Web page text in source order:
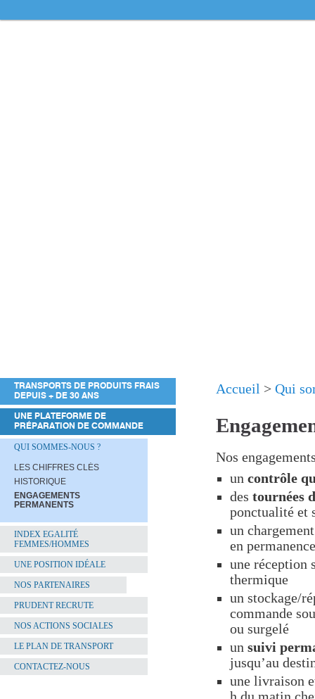
Accueil >Qui
Nos
uncontrôle
destournées
ponctualité et
un
en
une réception
thermique
un stockage/
commande
ou surgelé
unsuivi
jusqu’au
une livraison
TRANSPORTS DE PRODUITS FRAIS
DEPUIS + DE 30 ANS
UNE PLATEFORME DE
PRÉPARATION DE COMMANDE
QUI SOMMES-NOUS ?
LES CHIFFRES CLÉS
HISTORIQUE
ENGAGEMENTS
PERMANENTS
INDEX EGALITÉ
FEMMES/HOMMES
UNE POSITION IDÉALE
NOS PARTENAIRES
PRUDENT RECRUTE
NOS ACTIONS SOCIALES
LE PLAN DE TRANSPORT
CONTACTEZ-NOUS